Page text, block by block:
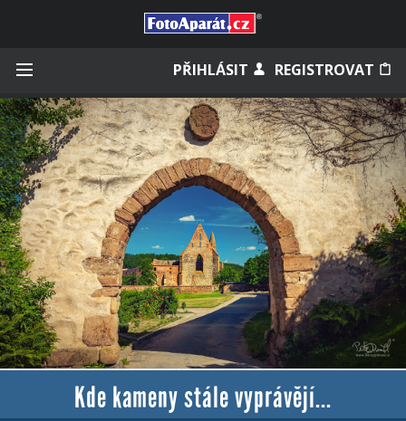
PŘIHLÁSIT REGISTROVAT
Zapamatovat
Zapomněli jste heslo?
Měli jste účet na starém webu?
Kde kameny stále vyprávějí...